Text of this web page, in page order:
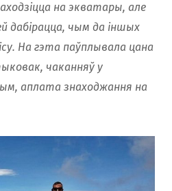
на экватары, але
дабірацца, чым да іншых
На гэта паўплывала цана
чаканняў у
аплата знаходжання на